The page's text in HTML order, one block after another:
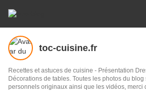
toc-cuisine.fr
Recettes et astuces de cuisine - Présentation
Décorations de tables. Toutes les photos du
personnels originaux ainsi que les vidéos, merci